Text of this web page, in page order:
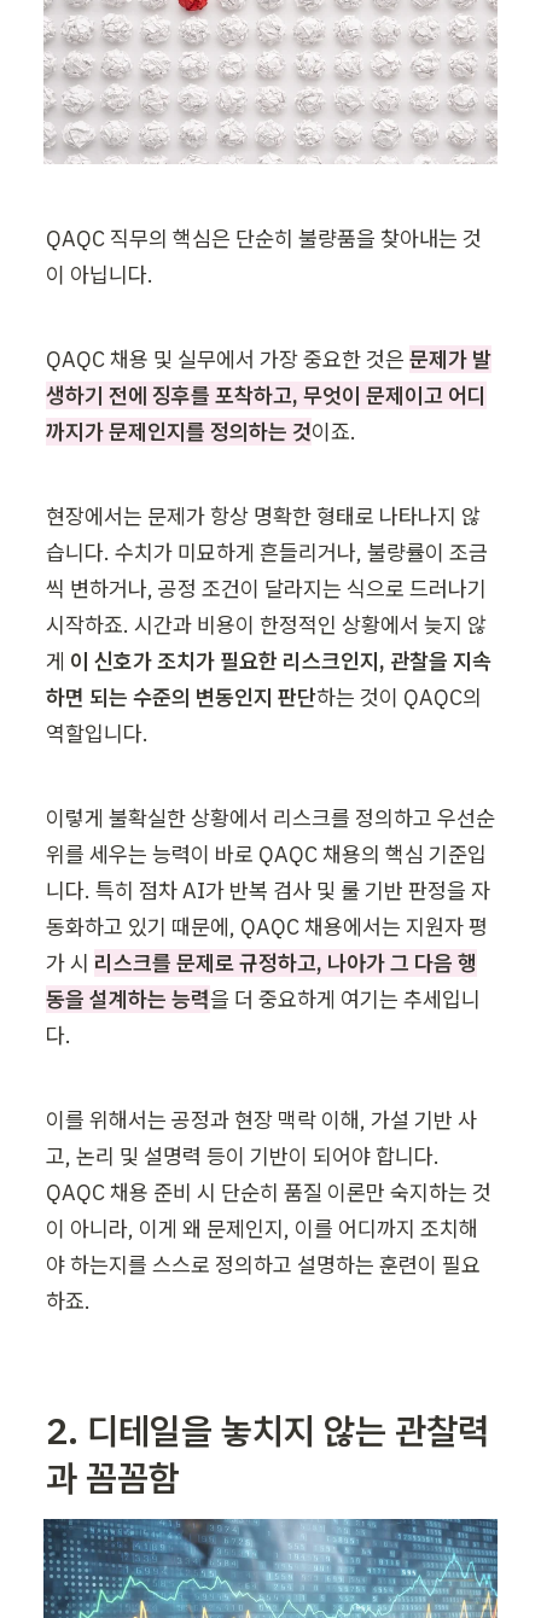
QAQC 직무의 핵심은 단순히 불량품을 찾아내는 것
이 아닙니다.
QAQC 채용 및 실무에서 가장 중요한 것은 문제가 발
생하기 전에 징후를 포착하고, 무엇이 문제이고 어디
까지가 문제인지를 정의하는 것이죠.
현장에서는 문제가 항상 명확한 형태로 나타나지 않
습니다. 수치가 미묘하게 흔들리거나, 불량률이 조금
씩 변하거나, 공정 조건이 달라지는 식으로 드러나기
시작하죠. 시간과 비용이 한정적인 상황에서 늦지 않
게 이 신호가 조치가 필요한 리스크인지, 관찰을 지속
하면 되는 수준의 변동인지 판단하는 것이 QAQC의
역할입니다.
이렇게 불확실한 상황에서 리스크를 정의하고 우선순
위를 세우는 능력이 바로 QAQC 채용의 핵심 기준입
니다. 특히 점차 AI가 반복 검사 및 룰 기반 판정을 자
동화하고 있기 때문에, QAQC 채용에서는 지원자 평
가 시 리스크를 문제로 규정하고, 나아가 그 다음 행
동을 설계하는 능력을 더 중요하게 여기는 추세입니
다.
이를 위해서는 공정과 현장 맥락 이해, 가설 기반 사
고, 논리 및 설명력 등이 기반이 되어야 합니다.
QAQC 채용 준비 시 단순히 품질 이론만 숙지하는 것
이 아니라, 이게 왜 문제인지, 이를 어디까지 조치해
야 하는지를 스스로 정의하고 설명하는 훈련이 필요
하죠.
2. 디테일을 놓치지 않는 관찰력
과 꼼꼼함